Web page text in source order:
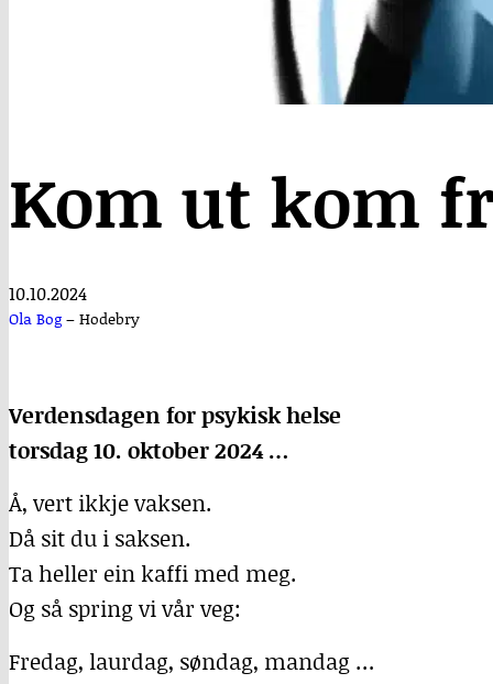
Kom ut kom
10.10.2024
Ola Bog–Hodebry
Verdensdagen for psykisk helse
torsdag 10. oktober 2024 …
Å, vert ikkje vaksen.
Då sit du i saksen.
Ta heller ein kaffi med meg.
Og så spring vi vår veg:
Fredag, laurdag, søndag, mandag …